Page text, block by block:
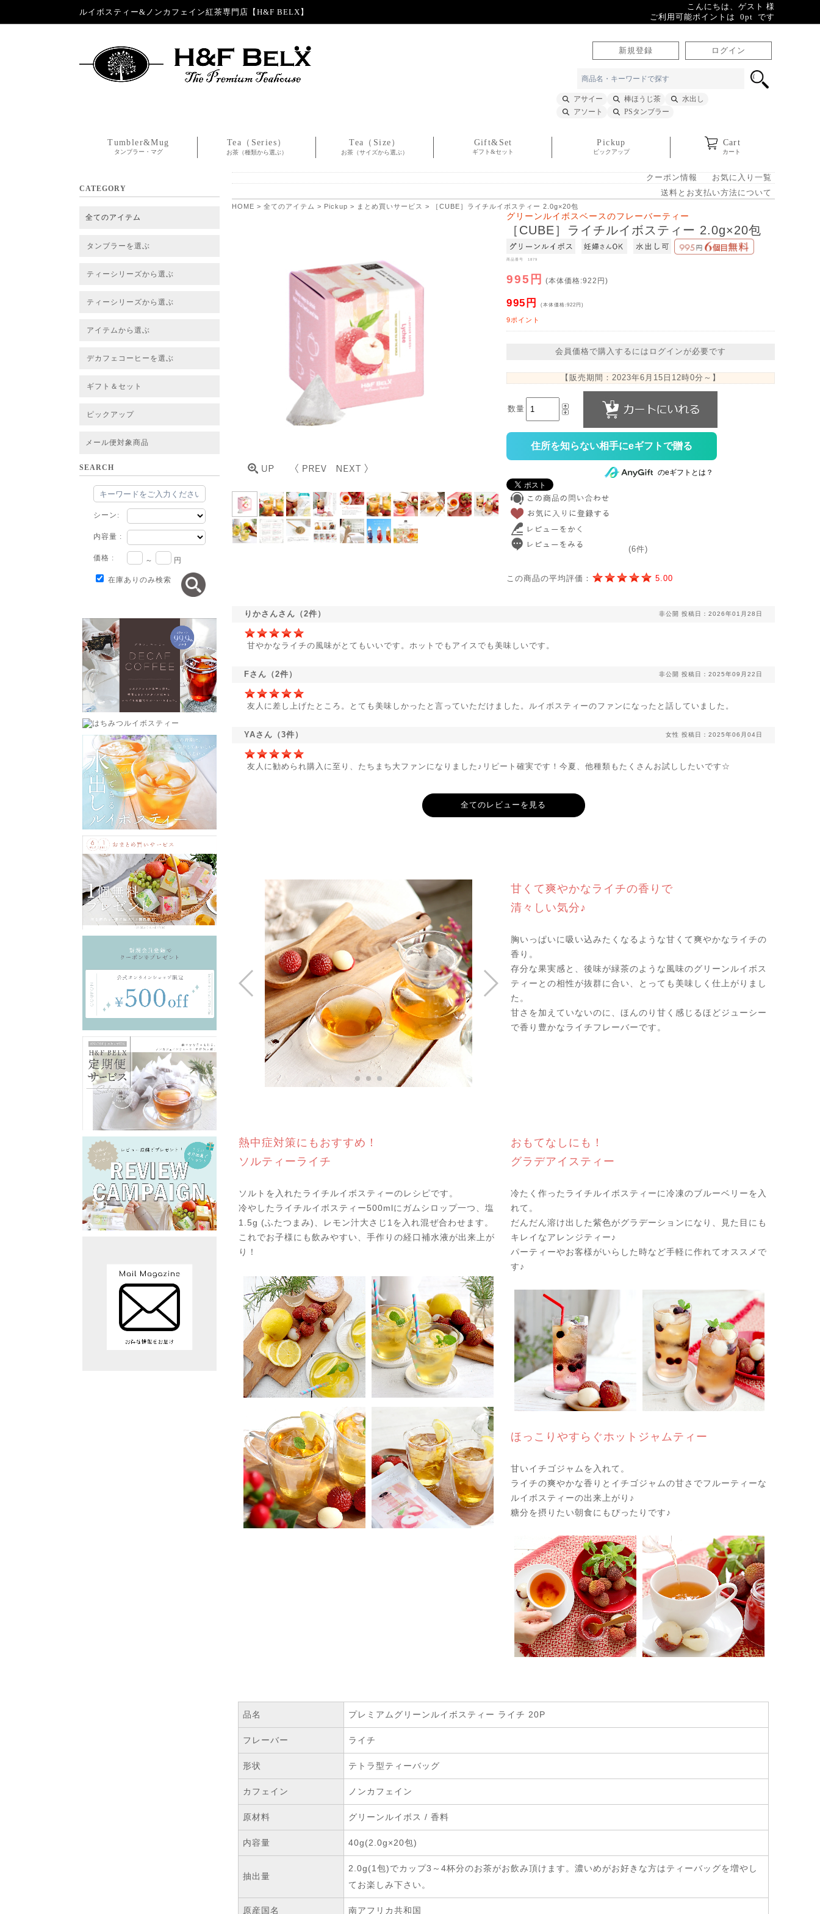
ルイボスティー&ノンカフェイン紅茶専門店【H&F BELX】
こんにちは、ゲスト 様
ご利用可能ポイントは 0pt です
新規登録 ログイン
アサイー 棒ほうじ茶
水出し
アソート
PSタンブラー
Tumbler&Mug
タンブラー・マグ
Tea（Series）
お茶（種類から選ぶ）
Tea（Size）
お茶（サイズから選ぶ）
Gift&Set
ギフト&セット
Pickup
ピックアップ
Cart
カート
CATEGORY
全てのアイテム
タンブラーを選ぶ
ティーシリーズから選ぶ
ティーシリーズから選ぶ
アイテムから選ぶ
デカフェコーヒーを選ぶ
ギフト＆セット
ピックアップ
メール便対象商品
SEARCH
シーン:
内容量 :
価格 : ～ 円
在庫ありのみ検索
クーポン情報
お気に入り一覧
送料とお支払い方法について
HOME > 全てのアイテム > Pickup > まとめ買いサービス > ［CUBE］ライチルイボスティー 2.0g×20包
グリーンルイボスベースのフレーバーティー
［CUBE］ライチルイボスティー 2.0g×20包
商品番号 1879
995円 (本体価格:922円)
995円 (本体価格:922円)
9ポイント
会員価格で購入するにはログインが必要です
【販売期間： 2023年6月15日12時0分 ～】
数量
住所を知らない相手にeギフトで贈る
のeギフトとは？
(6件)
この商品の平均評価： 5.00
りかさんさん（2件） 非公開 投稿日：2026年01月28日
甘やかなライチの風味がとてもいいです。ホットでもアイスでも美味しいです。
Fさん（2件） 非公開 投稿日：2025年09月22日
友人に差し上げたところ。とても美味しかったと言っていただけました。ルイボスティーのファンになったと話していました。
YAさん（3件） 女性 投稿日：2025年06月04日
友人に勧められ購入に至り、たちまち大ファンになりました♪リピート確実です！今夏、他種類もたくさんお試ししたいです☆
全てのレビューを見る
甘くて爽やかなライチの香りで
清々しい気分♪
胸いっぱいに吸い込みたくなるような甘くて爽やかなライチの
香り。
存分な果実感と、後味が緑茶のような風味のグリーンルイボス
ティーとの相性が抜群に合い、とっても美味しく仕上がりまし
た。
甘さを加えていないのに、ほんのり甘く感じるほどジューシー
で香り豊かなライチフレーバーです。
熱中症対策にもおすすめ！
ソルティーライチ
ソルトを入れたライチルイボスティーのレシピです。
冷やしたライチルイボスティー500mlにガムシロップ一つ、塩
1.5g (ふたつまみ)、レモン汁大さじ1を入れ混ぜ合わせます。
これでお子様にも飲みやすい、手作りの経口補水液が出来上が
り！
おもてなしにも！
グラデアイスティー
冷たく作ったライチルイボスティーに冷凍のブルーベリーを入
れて。
だんだん溶け出した紫色がグラデーションになり、見た目にも
キレイなアレンジティー♪
パーティーやお客様がいらした時など手軽に作れてオススメで
す♪
ほっこりやすらぐホットジャムティー
甘いイチゴジャムを入れて。
ライチの爽やかな香りとイチゴジャムの甘さでフルーティーな
ルイボスティーの出来上がり♪
糖分を摂りたい朝食にもぴったりです♪
品名 プレミアムグリーンルイボスティー ライチ 20P
フレーバー ライチ
形状 テトラ型ティーバッグ
カフェイン ノンカフェイン
原材料 グリーンルイボス / 香料
内容量 40g(2.0g×20包)
抽出量
2.0g(1包)でカップ3～4杯分のお茶がお飲み頂けます。濃いめがお好きな方はティーバッグを増やし
てお楽しみ下さい。
原産国名 南アフリカ共和国